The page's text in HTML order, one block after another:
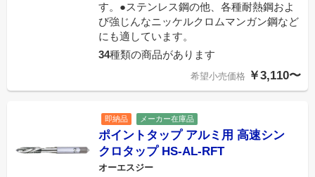
す。●ステンレス鋼の他、各種耐熱鋼およ
び強じんなニッケルクロムマンガン鋼など
にも適しています。
34種類の商品があります
希望小売価格 ￥3,110〜
即納品 メーカー在庫品
ポイントタップ アルミ用 高速シン
クロタップ HS-AL-RFT
オーエスジー